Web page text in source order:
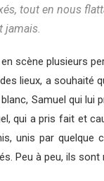
tout en nous
jamais.
scène plusieurs
lieux, a souhaité
Samuel qui lui
qui a pris fait et
unis par quelque
Peu à peu, ils